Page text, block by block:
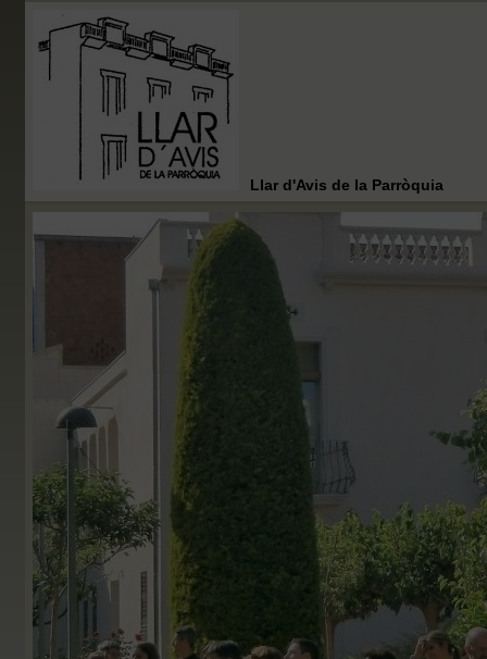
Llar d'Avis de la Parròquia